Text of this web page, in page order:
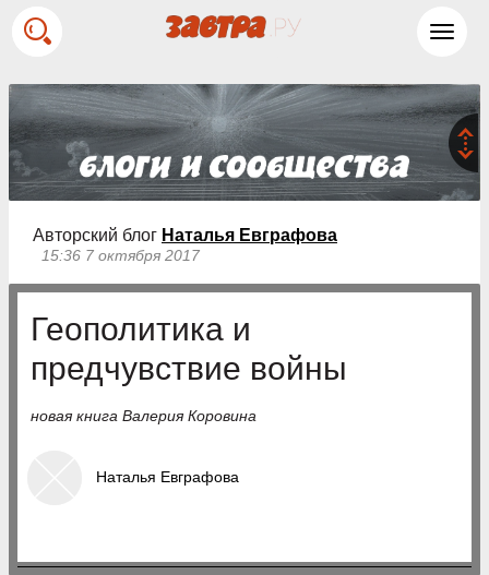
Авторский блог Наталья Евграфова
15:36 7 октября 2017
Геополитика и
предчувствие войны
новая книга Валерия Коровина
Наталья Евграфова